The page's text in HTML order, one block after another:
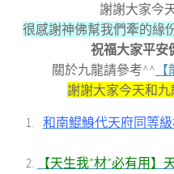
謝謝大家今
很感謝神佛幫我們牽的緣
祝福大家平安
關於九龍請參考^^
謝謝大家今天和
和南鯤鯓代天府同等
【天生我”材”必有用